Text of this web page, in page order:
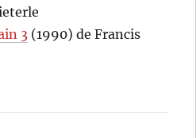
3 (1990) de Francis